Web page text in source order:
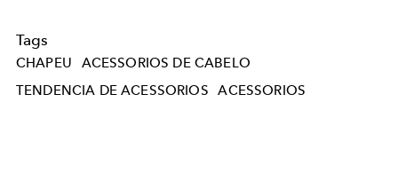
Tags
CHAPEU
ACESSORIOS DE CABELO
TENDENCIA DE ACESSORIOS
ACESSORIOS